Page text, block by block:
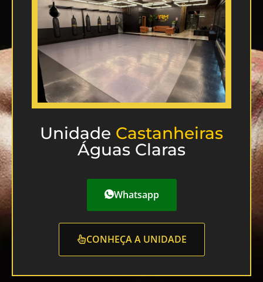
Unidade Castanheiras
Águas Claras
Whatsapp
CONHEÇA A UNIDADE